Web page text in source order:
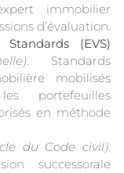
immobilier
d’évaluation.
(EVS)
. Standards
mobilisés
portefeuilles
en méthode
du Code civil).
successorale